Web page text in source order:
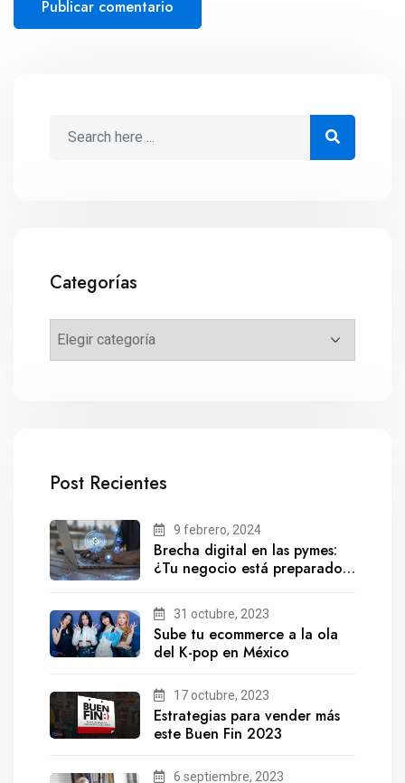
Categorías
Post Recientes
9 febrero, 2024
Brecha digital en las pymes:
¿Tu negocio está preparado
31 octubre, 2023
Sube tu ecommerce a la ola
del K-pop en México
17 octubre, 2023
Estrategias para vender más
este Buen Fin 2023
6 septiembre, 2023